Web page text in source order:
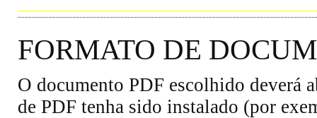
FORMATO DE
O documento PDF escolhido deverá
de PDF tenha sido instalado (por